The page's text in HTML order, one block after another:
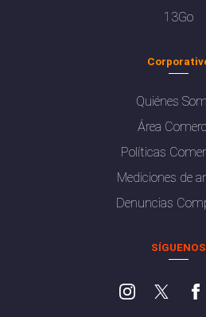
13Go
Quiénes
Área
Políticas
Mediciones de
Denuncias
SÍGUENOS